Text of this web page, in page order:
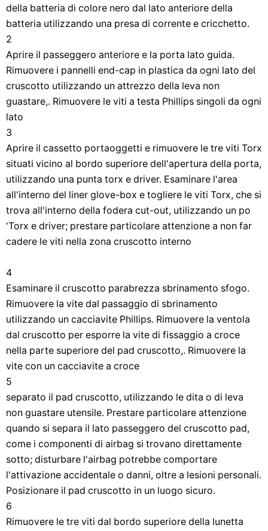
della batteria di colore nero dal lato anteriore della
batteria utilizzando una presa di corrente e cricchetto.
2
Aprire il passeggero anteriore e la porta lato guida.
Rimuovere i pannelli end-cap in plastica da ogni lato del
cruscotto utilizzando un attrezzo della leva non
guastare,. Rimuovere le viti a testa Phillips singoli da ogni
lato
3
Aprire il cassetto portaoggetti e rimuovere le tre viti Torx
situati vicino al bordo superiore dell'apertura della porta,
utilizzando una punta torx e driver. Esaminare l'area
all'interno del liner glove-box e togliere le viti Torx, che si
trova all'interno della fodera cut-out, utilizzando un po
'Torx e driver; prestare particolare attenzione a non far
cadere le viti nella zona cruscotto interno
4
Esaminare il cruscotto parabrezza sbrinamento sfogo.
Rimuovere la vite dal passaggio di sbrinamento
utilizzando un cacciavite Phillips. Rimuovere la ventola
dal cruscotto per esporre la vite di fissaggio a croce
nella parte superiore del pad cruscotto,. Rimuovere la
vite con un cacciavite a croce
5
separato il pad cruscotto, utilizzando le dita o di leva
non guastare utensile. Prestare particolare attenzione
quando si separa il lato passeggero del cruscotto pad,
come i componenti di airbag si trovano direttamente
sotto; disturbare l'airbag potrebbe comportare
l'attivazione accidentale o danni, oltre a lesioni personali.
Posizionare il pad cruscotto in un luogo sicuro.
6
Rimuovere le tre viti dal bordo superiore della lunetta